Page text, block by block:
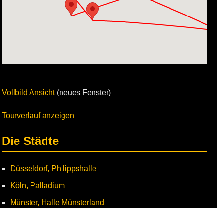
Vollbild Ansicht(neues Fenster)
Tourverlauf anzeigen
Die Städte
Düsseldorf, Philippshalle
Köln, Palladium
Münster, Halle Münsterland